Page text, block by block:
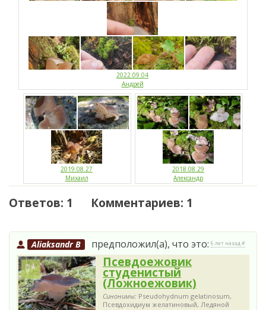
2022.09.04
Андрей
2019.08.27
Михаил
2018.08.29
Александр
Ответов: 1 Комментариев: 1
Aliaksandr B предположил(а), что это: 6 лет назад #
Псевдоежовик
студенистый
(Ложноежовик)
Синонимы: Pseudohydnum gelatinosum,
Псевдохидиум желатиновый, Ледяной